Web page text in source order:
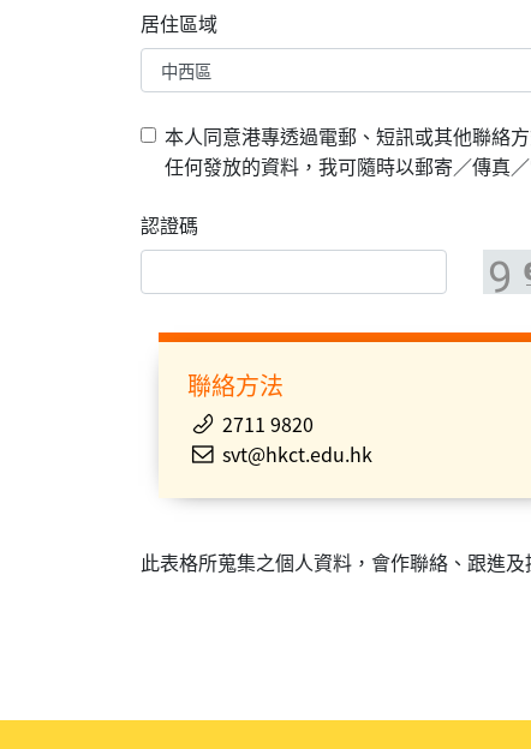
居住區域
本人同意港專透過電郵、短訊或其他聯絡
任何發放的資料，我可隨時以郵寄／傳真
認證碼
聯絡方法
2711 9820
svt@hkct.edu.hk
此表格所蒐集之個人資料，會作聯絡、跟進及